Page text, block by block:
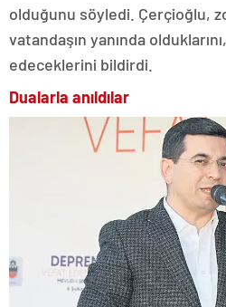
olduğunu söyledi. Çerçioğlu,
vatandaşın yanında
edeceklerini bildirdi.
Dualarla anıldılar